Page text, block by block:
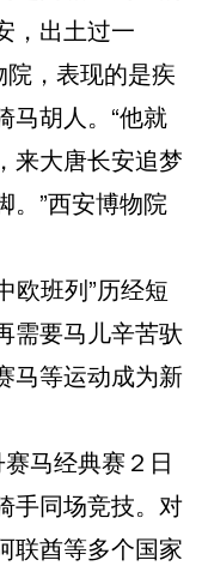
，出土过一
院，表现的是疾
马胡人。“他就
来大唐长安追梦
。”西安博物院
班列”历经短
需要马儿辛苦驮
马等运动成为新
马经典赛２日
手同场竞技。对
联酋等多个国家